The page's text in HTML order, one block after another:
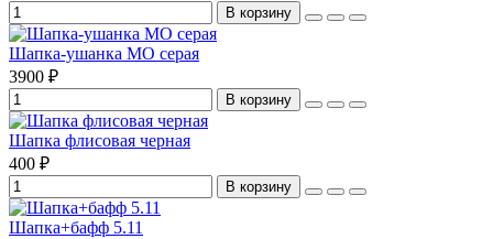
В корзину
Шапка-ушанка МО серая
3900 ₽
В корзину
Шапка флисовая черная
400 ₽
В корзину
Шапка+бафф 5.11